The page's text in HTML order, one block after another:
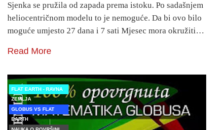
Sjenka se pružila od zapada prema istoku. Po sadašnjem
heliocentričnom modelu to je nemoguće. Da bi ovo bilo
moguće umjesto 27 dana i 7 sati Mjesec mora okružiti…
Read More
FLAT EARTH - RAVNA
ZEMLJA
GLOBUS VS FLAT
EARTH